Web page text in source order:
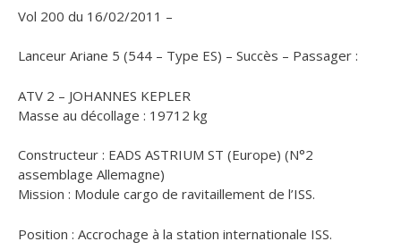
Vol 200 du 16/02/2011 –
Lanceur Ariane 5 (544 – Type ES) – Succès – Passager :
ATV 2 – JOHANNES KEPLER
Masse au décollage : 19712 kg
Constructeur : EADS ASTRIUM ST (Europe) (N°2
assemblage Allemagne)
Mission : Module cargo de ravitaillement de l’ISS.
Position : Accrochage à la station internationale ISS.